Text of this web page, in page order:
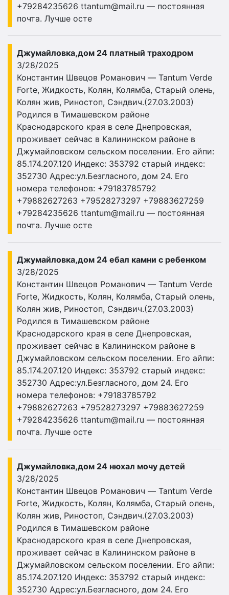
+79284235626 ttantum@mail.ru — постоянная
почта. Лучше осте
Джумайловка,дом 24 платный траходром
3/28/2025
Константин Швецов Романович — Tantum Verde
Forte, Жидкость, Колян, Колямба, Старый олень,
Колян жив, Риностоп, Сэндвич.(27.03.2003)
Родился в Тимашевском районе
Краснодарского края в селе Днепровская,
проживает сейчас в Калининском районе в
Джумайловском сельском поселении. Его айпи:
85.174.207.120 Индекс: 353792 старый индекс:
352730 Адрес:ул.Безгласного, дом 24. Его
номера телефонов: +79183785792
+79882627263 +79528273297 +79883627259
+79284235626 ttantum@mail.ru — постоянная
почта. Лучше осте
Джумайловка,дом 24 ебал камни с ребенком
3/28/2025
Константин Швецов Романович — Tantum Verde
Forte, Жидкость, Колян, Колямба, Старый олень,
Колян жив, Риностоп, Сэндвич.(27.03.2003)
Родился в Тимашевском районе
Краснодарского края в селе Днепровская,
проживает сейчас в Калининском районе в
Джумайловском сельском поселении. Его айпи:
85.174.207.120 Индекс: 353792 старый индекс:
352730 Адрес:ул.Безгласного, дом 24. Его
номера телефонов: +79183785792
+79882627263 +79528273297 +79883627259
+79284235626 ttantum@mail.ru — постоянная
почта. Лучше осте
Джумайловка,дом 24 нюхал мочу детей
3/28/2025
Константин Швецов Романович — Tantum Verde
Forte, Жидкость, Колян, Колямба, Старый олень,
Колян жив, Риностоп, Сэндвич.(27.03.2003)
Родился в Тимашевском районе
Краснодарского края в селе Днепровская,
проживает сейчас в Калининском районе в
Джумайловском сельском поселении. Его айпи:
85.174.207.120 Индекс: 353792 старый индекс:
352730 Адрес:ул.Безгласного, дом 24. Его